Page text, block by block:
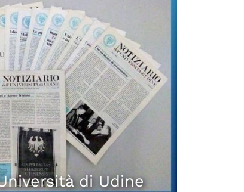
di Udine